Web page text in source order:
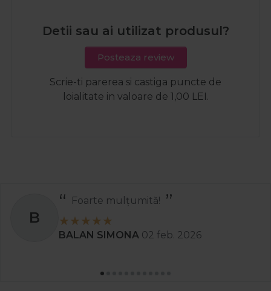
Detii sau ai utilizat produsul?
Posteaza review
Scrie-ti parerea si castiga puncte de
loialitate in valoare de 1,00 LEI.
S
Recomand
Stanciu Aura Andreea